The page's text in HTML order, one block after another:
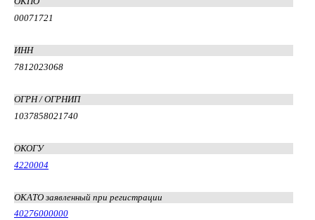
00071721
ИНН
7812023068
ОГРН / ОГРНИП
1037858021740
ОКОГУ
4220004
ОКАТО заявленный при регистрации
40276000000